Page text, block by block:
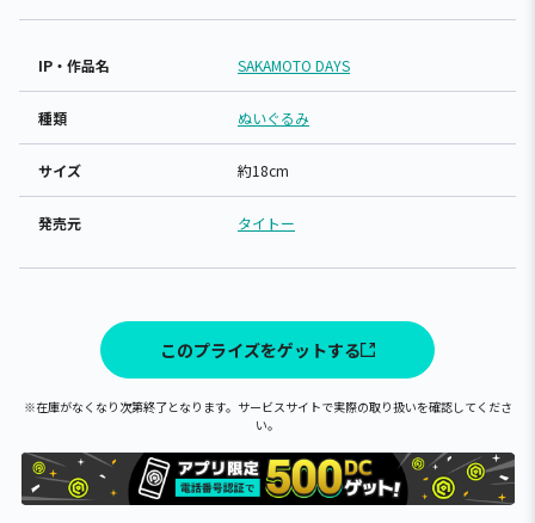
IP・作品名 SAKAMOTO DAYS
種類 ぬいぐるみ
サイズ 約18cm
発売元 タイトー
このプライズをゲットする
※在庫がなくなり次第終了となります。サービスサイトで実際の取り扱いを確認してくださ
い。